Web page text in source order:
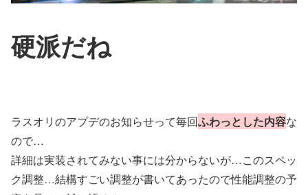
硬派だね
ラスオリのアプデのお知らせって毎回ふわっとした内容な
ので…
詳細は実装されてみない事には分からないが…このスペッ
ク調整…結構すごい調整が書いてあったので性能調整の予